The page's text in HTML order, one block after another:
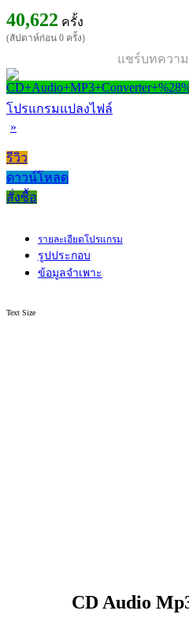
40,622 ครั้ง
(สัปดาห์ก่อน 0 ครั้ง)
แชร์บทควา
โปรแกรมแปลงไฟล์
»
รีวิว
ดาวน์โหลด
สั่งซื้อ
รายละเอียดโปรแกรม
รูปประกอบ
ข้อมูลจำเพาะ
Text Size
CD Audio